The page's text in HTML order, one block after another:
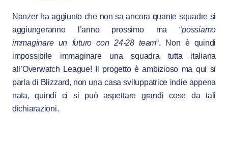
Nanzer ha aggiunto che non sa ancora quante squadre si
aggiungeranno l’anno prossimo ma “possiamo
immaginare un futuro con 24-28 team“. Non è quindi
impossibile immaginare una squadra tutta italiana
all’Overwatch League! Il progetto è ambizioso ma qui si
parla di Blizzard, non una casa sviluppatrice indie appena
nata, quindi ci si può aspettare grandi cose da tali
dichiarazioni.